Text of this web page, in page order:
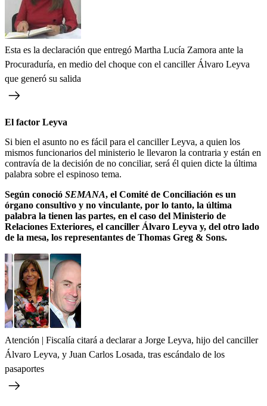
Esta es la declaración que entregó Martha Lucía Zamora ante la
Procuraduría, en medio del choque con el canciller Álvaro Leyva
que generó su salida
El factor Leyva
Si bien el asunto no es fácil para el canciller Leyva, a quien los
mismos funcionarios del ministerio le llevaron la contraria y están en
contravía de la decisión de no conciliar, será él quien dicte la última
palabra sobre el espinoso tema.
Según conoció SEMANA, el Comité de Conciliación es un
órgano consultivo y no vinculante, por lo tanto, la última
palabra la tienen las partes, en el caso del Ministerio de
Relaciones Exteriores, el canciller Álvaro Leyva y, del otro lado
de la mesa, los representantes de Thomas Greg & Sons.
Atención | Fiscalía citará a declarar a Jorge Leyva, hijo del canciller
Álvaro Leyva, y Juan Carlos Losada, tras escándalo de los
pasaportes